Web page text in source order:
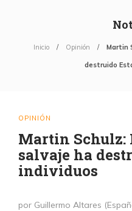
Inicio Opinión Martin
destruido
OPINIÓN
Martin Schulz:
salvaje ha
individuos
por Guillermo Altares